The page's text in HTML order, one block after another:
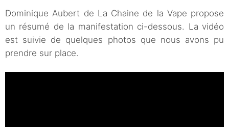
Dominique Aubert de La Chaine de la Vape propose
un résumé de la manifestation ci-dessous. La vidéo
est suivie de quelques photos que nous avons pu
prendre sur place.